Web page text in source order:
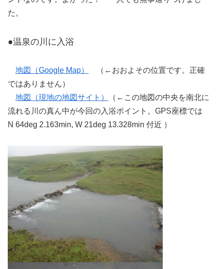
た。
●温泉の川に入浴
地図（Google Map）
（←おおよその位置です。正確
ではありません）
地図（現地の地図サイト）
（←この地図の中央を南北に
流れる川の真ん中が今回の入浴ポイント。GPS座標では
N 64deg 2.163min, W 21deg 13.328min 付近 ）